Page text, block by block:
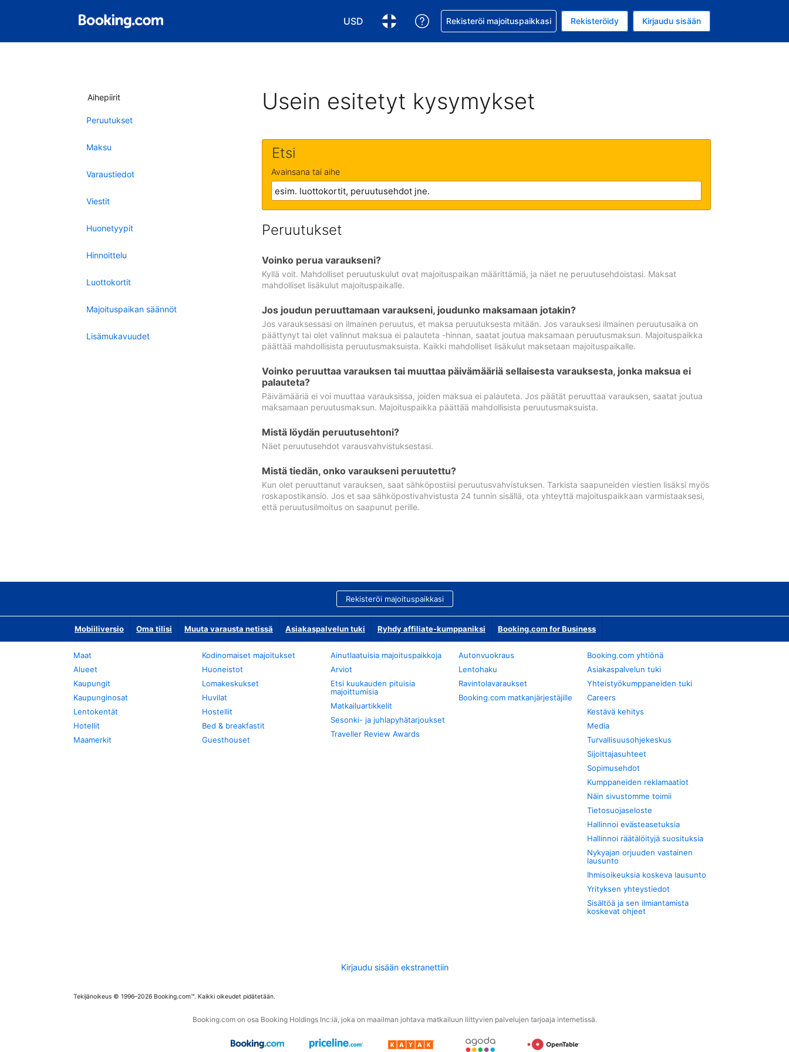
USD
Valitse valuutta. Tämänhetkinen valuutta on Yhdysvaltain dollari
Valitse kieli. Tämänhetkinen kieli on Suomi
Pyydä apua varauksesi kanssa
Rekisteröi majoituspaikkasi Rekisteröidy Kirjaudu sisään
Aihepiirit
Peruutukset
Maksu
Varaustiedot
Viestit
Huonetyypit
Hinnoittelu
Luottokortit
Majoituspaikan säännöt
Lisämukavuudet
Usein esitetyt kysymykset
Etsi
Avainsana tai aihe
Peruutukset
Voinko perua varaukseni?
Kyllä voit. Mahdolliset peruutuskulut ovat majoituspaikan määrittämiä, ja näet ne peruutusehdoistasi. Maksat
mahdolliset lisäkulut majoituspaikalle.
Jos joudun peruuttamaan varaukseni, joudunko maksamaan jotakin?
Jos varauksessasi on ilmainen peruutus, et maksa peruutuksesta mitään. Jos varauksesi ilmainen peruutusaika on
päättynyt tai olet valinnut maksua ei palauteta -hinnan, saatat joutua maksamaan peruutusmaksun. Majoituspaikka
päättää mahdollisista peruutusmaksuista. Kaikki mahdolliset lisäkulut maksetaan majoituspaikalle.
Voinko peruuttaa varauksen tai muuttaa päivämääriä sellaisesta varauksesta, jonka maksua ei
palauteta?
Päivämääriä ei voi muuttaa varauksissa, joiden maksua ei palauteta. Jos päätät peruuttaa varauksen, saatat joutua
maksamaan peruutusmaksun. Majoituspaikka päättää mahdollisista peruutusmaksuista.
Mistä löydän peruutusehtoni?
Näet peruutusehdot varausvahvistuksestasi.
Mistä tiedän, onko varaukseni peruutettu?
Kun olet peruuttanut varauksen, saat sähköpostiisi peruutusvahvistuksen. Tarkista saapuneiden viestien lisäksi myös
roskapostikansio. Jos et saa sähköpostivahvistusta 24 tunnin sisällä, ota yhteyttä majoituspaikkaan varmistaaksesi,
että peruutusilmoitus on saapunut perille.
Rekisteröi majoituspaikkasi
Mobiiliversio Oma tilisi Muuta varausta netissä Asiakaspalvelun tuki Ryhdy affiliate-kumppaniksi Booking.com for Business
Maat
Alueet
Kaupungit
Kaupunginosat
Lentokentät
Hotellit
Maamerkit
Kodinomaiset majoitukset
Huoneistot
Lomakeskukset
Huvilat
Hostellit
Bed & breakfastit
Guesthouset
Ainutlaatuisia majoituspaikkoja
Arviot
Etsi kuukauden pituisia
majoittumisia
Matkailuartikkelit
Sesonki- ja juhlapyhätarjoukset
Traveller Review Awards
Autonvuokraus
Lentohaku
Ravintolavaraukset
Booking.com matkanjärjestäjille
Booking.com yhtiönä
Asiakaspalvelun tuki
Yhteistyökumppaneiden tuki
Careers
Kestävä kehitys
Media
Turvallisuusohjekeskus
Sijoittajasuhteet
Sopimusehdot
Kumppaneiden reklamaatiot
Näin sivustomme toimii
Tietosuojaseloste
Hallinnoi evästeasetuksia
Hallinnoi räätälöityjä suosituksia
Nykyajan orjuuden vastainen
lausunto
Ihmisoikeuksia koskeva lausunto
Yrityksen yhteystiedot
Sisältöä ja sen ilmiantamista
koskevat ohjeet
Kirjaudu sisään ekstranettiin
Tekijänoikeus © 1996–2026 Booking.com™. Kaikki oikeudet pidätetään.
Booking.com on osa Booking Holdings Inc:iä, joka on maailman johtava matkailuun liittyvien palvelujen tarjoaja internetissä.